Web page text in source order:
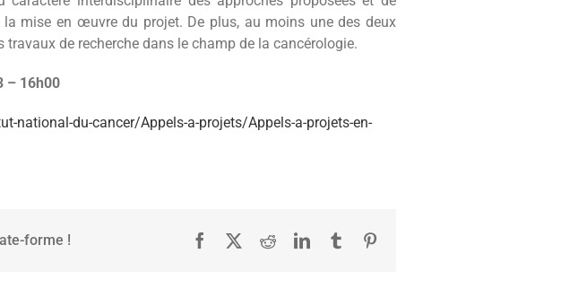
mise en œuvre du projet. De plus, au moins une des deux
de recherche dans le champ de la cancérologie.
– 16h00
national-du-cancer/Appels-a-projets/Appels-a-projets-en-
forme ! Facebook RedditLinkedInTumblr